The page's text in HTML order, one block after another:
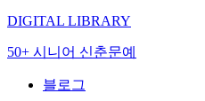
DIGITAL LIBRARY
50+ 시니어 신춘문예
블로그